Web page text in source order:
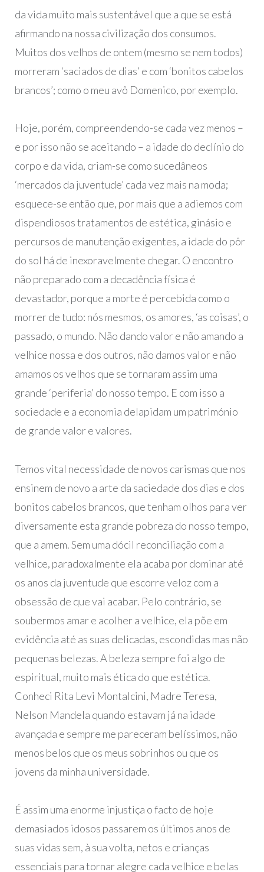
da vida muito mais sustentável que a que se está
afirmando na nossa civilização dos consumos.
Muitos dos velhos de ontem (mesmo se nem todos)
morreram ‘saciados de dias’ e com ‘bonitos cabelos
brancos’; como o meu avô Domenico, por exemplo.
Hoje, porém, compreendendo-se cada vez menos –
e por isso não se aceitando – a idade do declínio do
corpo e da vida, criam-se como sucedâneos
‘mercados da juventude’ cada vez mais na moda;
esquece-se então que, por mais que a adiemos com
dispendiosos tratamentos de estética, ginásio e
percursos de manutenção exigentes, a idade do pôr
do sol há de inexoravelmente chegar. O encontro
não preparado com a decadência física é
devastador, porque a morte é percebida como o
morrer de tudo: nós mesmos, os amores, ‘as coisas’, o
passado, o mundo. Não dando valor e não amando a
velhice nossa e dos outros, não damos valor e não
amamos os velhos que se tornaram assim uma
grande ‘periferia’ do nosso tempo. E com isso a
sociedade e a economia delapidam um património
de grande valor e valores.
Temos vital necessidade de novos carismas que nos
ensinem de novo a arte da saciedade dos dias e dos
bonitos cabelos brancos, que tenham olhos para ver
diversamente esta grande pobreza do nosso tempo,
que a amem. Sem uma dócil reconciliação com a
velhice, paradoxalmente ela acaba por dominar até
os anos da juventude que escorre veloz com a
obsessão de que vai acabar. Pelo contrário, se
soubermos amar e acolher a velhice, ela põe em
evidência até as suas delicadas, escondidas mas não
pequenas belezas. A beleza sempre foi algo de
espiritual, muito mais ética do que estética.
Conheci Rita Levi Montalcini, Madre Teresa,
Nelson Mandela quando estavam já na idade
avançada e sempre me pareceram belíssimos, não
menos belos que os meus sobrinhos ou que os
jovens da minha universidade.
É assim uma enorme injustiça o facto de hoje
demasiados idosos passarem os últimos anos de
suas vidas sem, à sua volta, netos e crianças
essenciais para tornar alegre cada velhice e belas